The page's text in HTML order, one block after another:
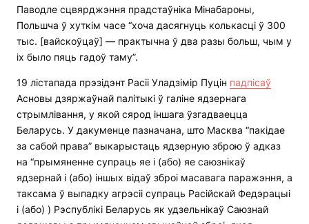
Паводле сцвярджэння прадстаўніка Мінабароны,
Польшча ў хуткім часе “хоча дасягнуць колькасці ў 300
тыс. [вайскоўцаў] — практычна ў два разы больш, чым у
іх было пяць гадоў таму”.
19 лістапада прэзідэнт Расіі Уладзімір Пуцін падпісаў
Асновы дзяржаўнай палітыкі ў галіне ядзернага
стрымлівання, у якой сярод іншага ўзгадваецца
Беларусь. У дакуменце пазначана, што Масква “пакідае
за сабой права” выкарыстаць ядзерную зброю ў адказ
на “прымяненне супраць яе і (або) яе саюзнікаў
ядзернай і (або) іншых відаў зброі масавага паражэння, а
таксама ў выпадку агрэсіі супраць Расійскай Федэрацыі
і (або) ) Рэспублікі Беларусь як удзельнікаў Саюзнай